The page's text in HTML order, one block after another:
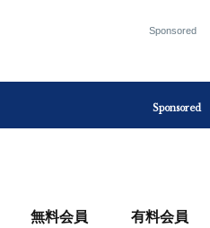
Sponsored
Sponsored
無料会員 有料会員